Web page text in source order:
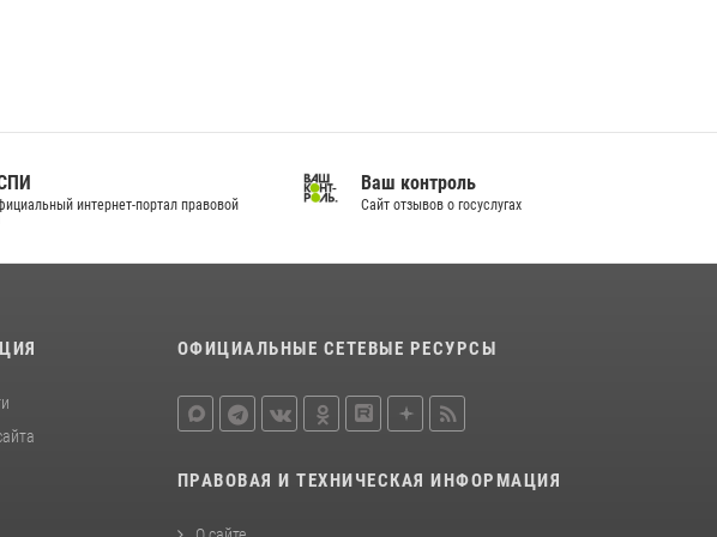
19 июля 2026, 07:00
интернет-портал правовой
Ваш контроль
Сайт отзывов о госуслугах
ОФИЦИАЛЬНЫЕ СЕТЕВЫЕ РЕСУРСЫ
ПРАВОВАЯ И ТЕХНИЧЕСКАЯ ИНФОРМАЦИЯ